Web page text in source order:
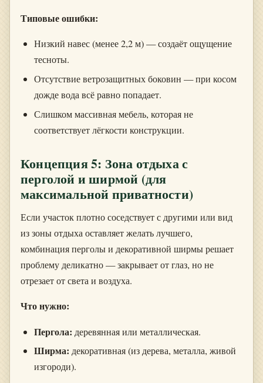
Типовые ошибки:
Низкий навес (менее 2,2 м) — создаёт ощущение
тесноты.
Отсутствие ветрозащитных боковин — при косом
дожде вода всё равно попадает.
Слишком массивная мебель, которая не
соответствует лёгкости конструкции.
Концепция 5: Зона отдыха с
перголой и ширмой (для
максимальной приватности)
Если участок плотно соседствует с другими или вид
из зоны отдыха оставляет желать лучшего,
комбинация перголы и декоративной ширмы решает
проблему деликатно — закрывает от глаз, но не
отрезает от света и воздуха.
Что нужно:
Пергола: деревянная или металлическая.
Ширма: декоративная (из дерева, металла, живой
изгороди).